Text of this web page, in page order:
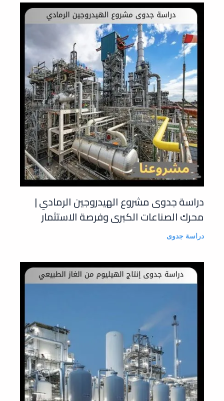
دراسة جدوى مشروع الهيدروجين الرمادي |
محرك الصناعات الكبرى وفرصة الاستثمار
دراسة جدوى